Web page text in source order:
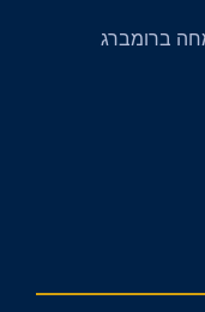
ברומברג